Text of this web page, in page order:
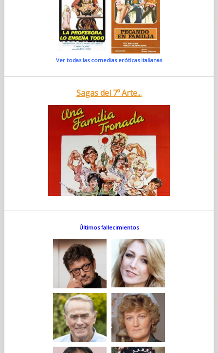
Ver todas las comedias eróticas italianas
Sagas del 7º Arte...
Últimos fallecimientos